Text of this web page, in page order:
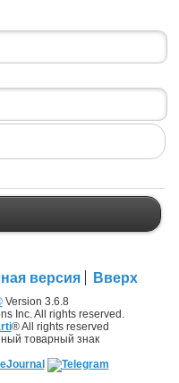
версия Вверх
Version 3.6.8
Inc. All rights reserved.
® All rights reserved
товарный знак